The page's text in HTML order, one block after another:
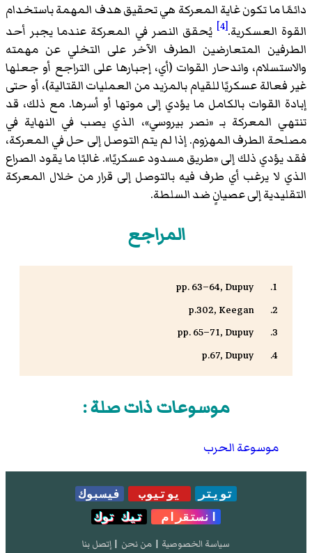
دائمًا ما تكون غاية المعركة هي تحقيق هدف المهمة باستخدام
القوة العسكرية.[4]
يُحقق النصر في المعركة عندما يجبر أحد
الطرفين المتعارضين الطرف الآخر على التخلي عن مهمته
والاستسلام، واندحار القوات (أي، إجبارها على التراجع أو جعلها
غير فعالة عسكريًا للقيام بالمزيد من العمليات القتالية)، أو حتى
إبادة القوات بالكامل ما يؤدي إلى موتها أو أسرها. مع ذلك، قد
تنتهي المعركة بـ «نصر بيروسي»، الذي يصب في النهاية في
مصلحة الطرف المهزوم. إذا لم يتم التوصل إلى حل في المعركة،
فقد يؤدي ذلك إلى «طريق مسدود عسكريًا». غالبًا ما يقود الصراع
الذي لا يرغب أي طرف فيه بالتوصل إلى قرار من خلال المعركة
التقليدية إلى عصيانٍ ضد السلطة.
المراجع
pp. 63–64, Dupuy
p.302, Keegan
pp. 65–71, Dupuy
p.67, Dupuy
موسوعات ذات صلة :
موسوعة الحرب
تويتر يوتيوب
فيسبوك
انستقرام
تيك توك
سياسة الخصوصية | من نحن | إتصل بنا